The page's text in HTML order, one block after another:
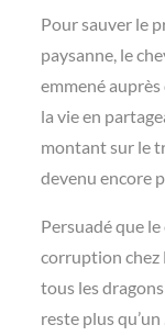
Pour sauver le
paysanne, le
emmené
la vie en
montant sur le
devenu encore
Persuadé que
corruption chez
tous les dragons
reste plus